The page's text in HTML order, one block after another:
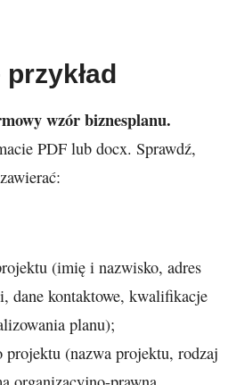
wzór biznesplanu.
PDF lub docx. Sprawdź,
(imię i nazwisko, adres
dane kontaktowe, kwalifikacje
planu);
projektu (nazwa projektu, rodzaj